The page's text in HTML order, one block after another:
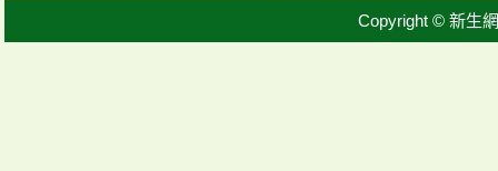
Copyright © 新生